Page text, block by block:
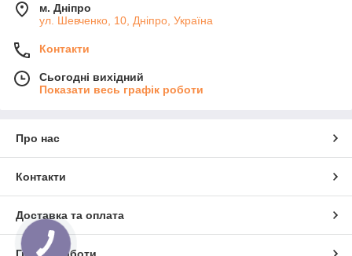
м. Дніпро
ул. Шевченко, 10, Дніпро, Україна
Контакти
Сьогодні вихідний
Показати весь графік роботи
Про нас
Контакти
Доставка та оплата